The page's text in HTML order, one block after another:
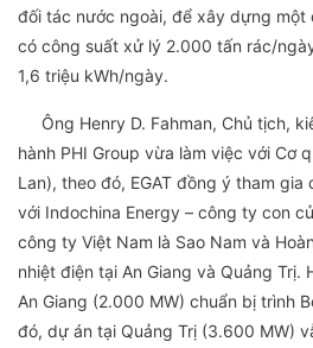
đối tác nước ngoài, để xây dựng một
có công suất xử lý 2.000 tấn rác/
1,6 triệu kWh/ngày.
Ông Henry D. Fahman, Chủ tịch,
hành PHI Group vừa làm việc với Cơ
Lan), theo đó, EGAT đồng ý tham
với Indochina Energy – công ty con
công ty Việt Nam là Sao Nam và
nhiệt điện tại An Giang và Quảng Trị.
An Giang (2.000 MW) chuẩn bị trình
đó, dự án tại Quảng Trị (3.600 MW)